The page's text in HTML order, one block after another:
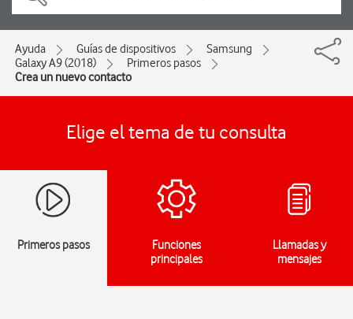
Ayuda Guías de dispositivos
Samsung
Galaxy A9 (2018)
Primeros pasos
Crea un nuevo contacto
Elige el tema de tu consulta
Primeros pasos
Funciones
principales
Llamadas y
mensajes